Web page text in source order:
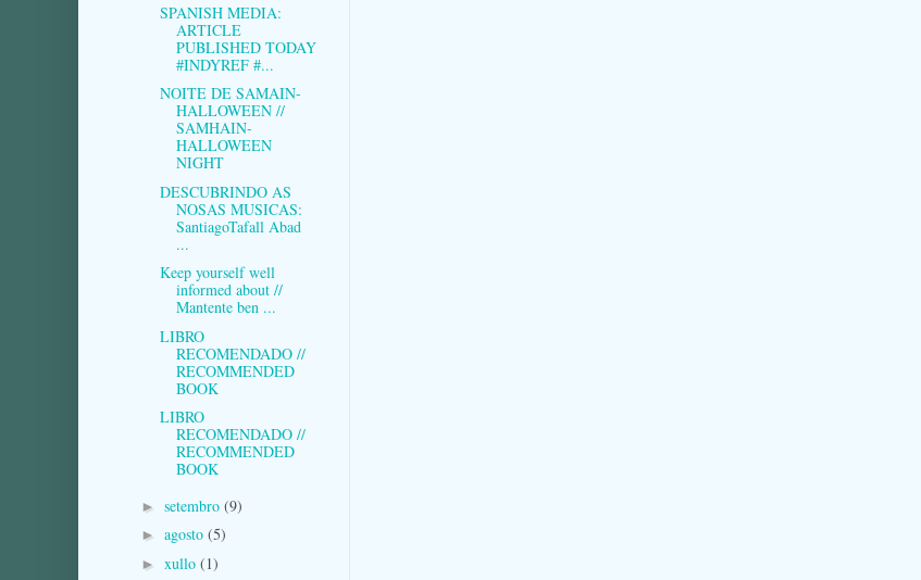
SPANISH MEDIA:
ARTICLE
PUBLISHED TODAY
#INDYREF #...
NOITE DE SAMAIN-
HALLOWEEN //
SAMHAIN-
HALLOWEEN
NIGHT
DESCUBRINDO AS
NOSAS MUSICAS:
SantiagoTafall Abad
...
Keep yourself well
informed about //
Mantente ben ...
LIBRO
RECOMENDADO //
RECOMMENDED
BOOK
LIBRO
RECOMENDADO //
RECOMMENDED
BOOK
► setembro (9)
► agosto (5)
► xullo (1)